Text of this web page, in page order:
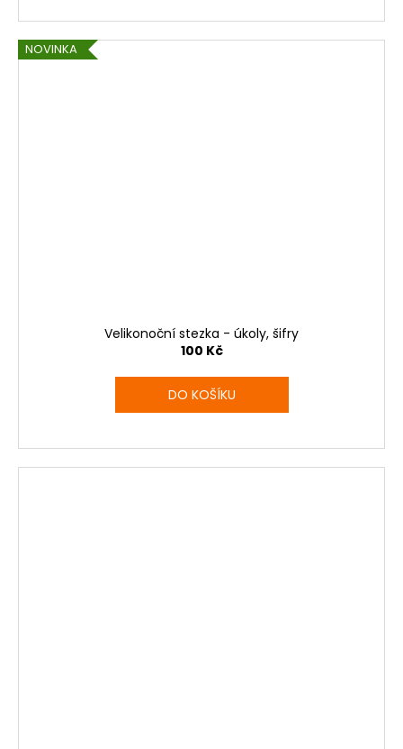
NOVINKA
Velikonoční stezka - úkoly, šifry
100 Kč
DO KOŠÍKU